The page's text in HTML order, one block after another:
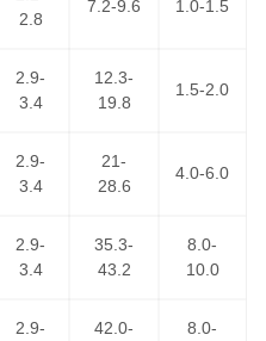
专线之一，天天通过零担
县,乳源瑶族,新丰县,乐昌,
贸易商、批发商等货主提供
快、搬家搬厂、回程车调
流是中国人民财产保险公
物流行业协会理事单位，
！
2.8
7.2-9.6 1.0-1.5
2.9-
3.4
12.3-
19.8
1.5-2.0
2.9-
3.4
21-
28.6
4.0-6.0
2.9-
3.4
35.3-
43.2
8.0-
10.0
2.9-
42.0-
8.0-